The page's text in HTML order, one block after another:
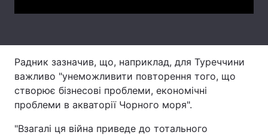
Тема оформлення
Радник зазначив, що, наприклад, для Туреччини
важливо "унеможливити повторення того, що
створює бізнесові проблеми, економічні
проблеми в акваторії Чорного моря".
"Взагалі ця війна приведе до тотального